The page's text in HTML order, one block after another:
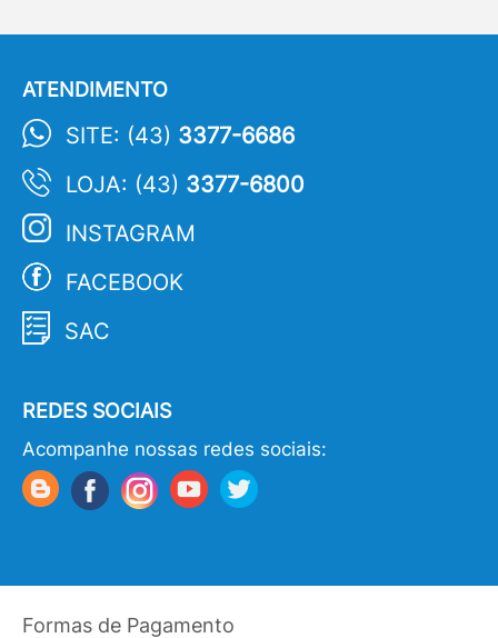
ATENDIMENTO
SITE: (43) 3377-6686
LOJA: (43) 3377-6800
INSTAGRAM
FACEBOOK
SAC
REDES SOCIAIS
Acompanhe nossas redes sociais:
Formas de Pagamento